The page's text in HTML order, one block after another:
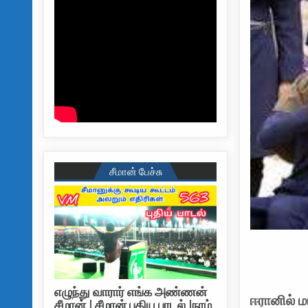
ஈரானில்
சீமான் பேச்சு
எழுந்து வாரார் எங்க அண்ணன்
சீமான் | சீமான் புதிய பாடல் |நாம்